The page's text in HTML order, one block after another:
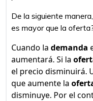
De la siguiente
es mayor que la
Cuando la demanda
aumentará. Si la
el precio disminuirá.
que aumente la
disminuye. Por el